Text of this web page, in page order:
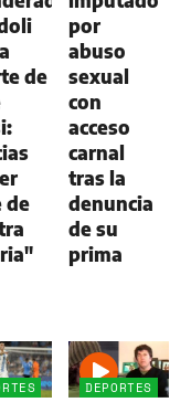
de
de
por
abuso
sexual
con
acceso
carnal
tras la
denuncia
de su
prima
DEPORTES